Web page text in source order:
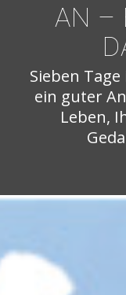
AN –
Sieben
ein guter
Leben,